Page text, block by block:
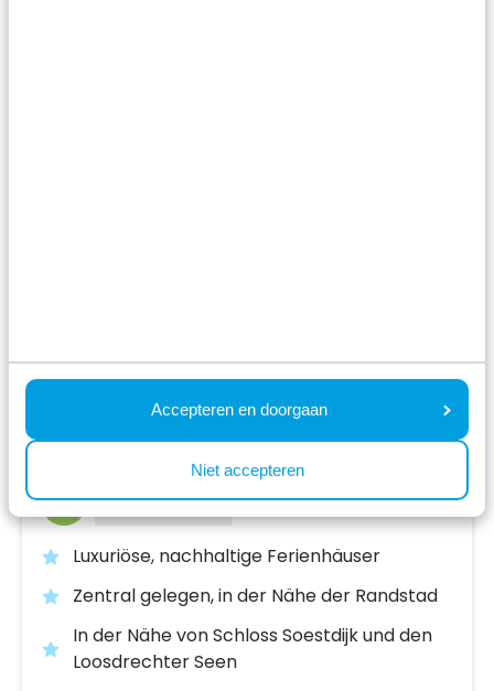
Accepteren en doorgaan
Niet accepteren
Résidence Lage Vuursche
Lage Vuursche,Utrecht
8.5 868 Bewertungen
Luxuriöse, nachhaltige Ferienhäuser
Zentral gelegen, in der Nähe der Randstad
In der Nähe von Schloss Soestdijk und den
Loosdrechter Seen